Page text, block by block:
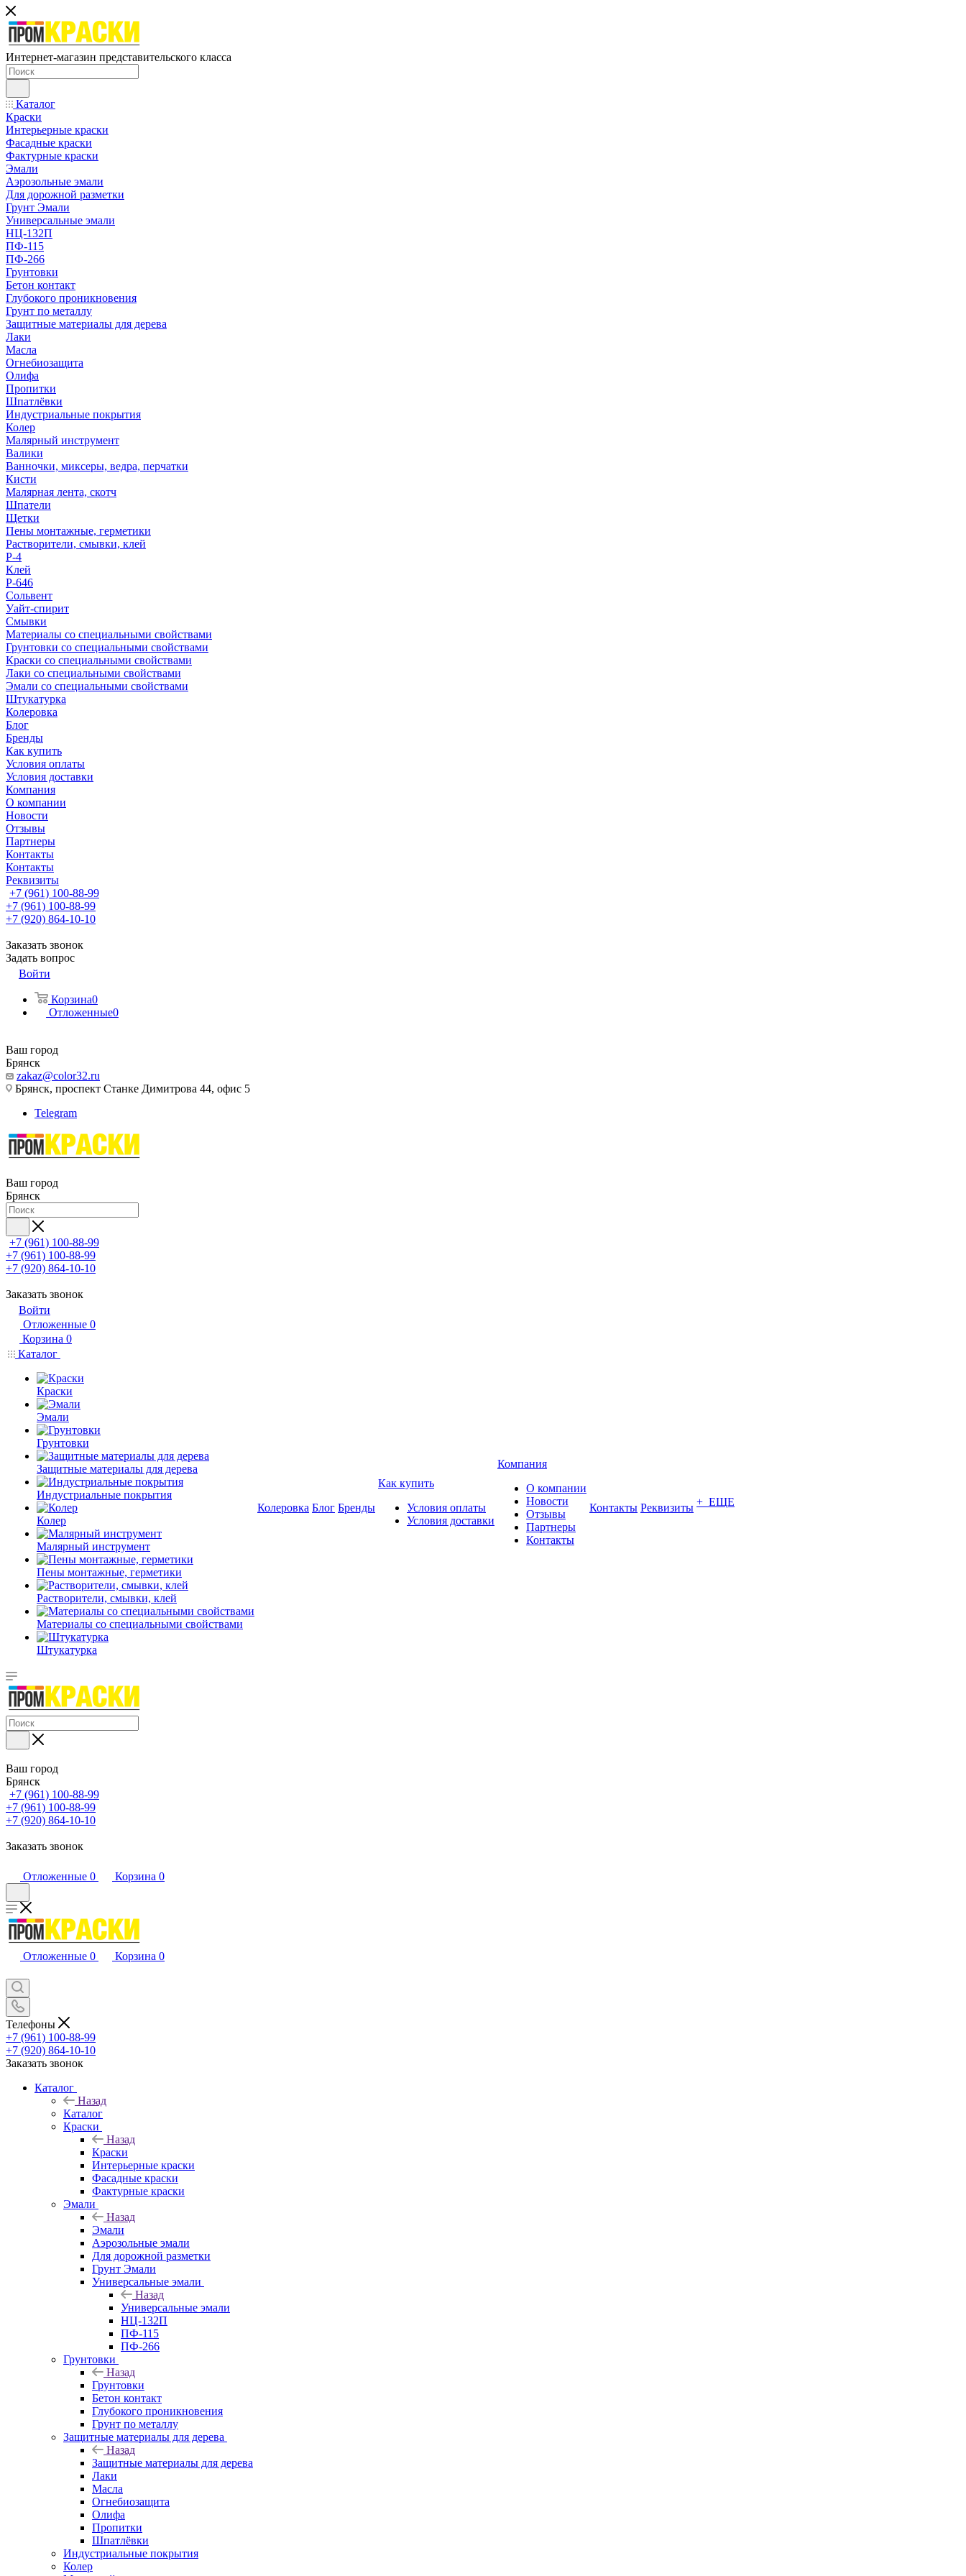
Интернет-магазин представительского класса
Каталог
Краски
Интерьерные краски
Фасадные краски
Фактурные краски
Эмали
Аэрозольные эмали
Для дорожной разметки
Грунт Эмали
Универсальные эмали
НЦ-132П
ПФ-115
ПФ-266
Грунтовки
Бетон контакт
Глубокого проникновения
Грунт по металлу
Защитные материалы для дерева
Лаки
Масла
Огнебиозащита
Олифа
Пропитки
Шпатлёвки
Индустриальные покрытия
Колер
Малярный инструмент
Валики
Ванночки, миксеры, ведра, перчатки
Кисти
Малярная лента, скотч
Шпатели
Щетки
Пены монтажные, герметики
Растворители, смывки, клей
Р-4
Клей
Р-646
Сольвент
Уайт-спирит
Смывки
Материалы со специальными свойствами
Грунтовки со специальными свойствами
Краски со специальными свойствами
Лаки со специальными свойствами
Эмали со специальными свойствами
Штукатурка
Колеровка
Блог
Бренды
Как купить
Условия оплаты
Условия доставки
Компания
О компании
Новости
Отзывы
Партнеры
Контакты
Контакты
Реквизиты
+7 (961) 100-88-99
+7 (961) 100-88-99
+7 (920) 864-10-10
Заказать звонок
Задать вопрос
Войти
Корзина0
Отложенные0
Ваш город
Брянск
zakaz@color32.ru
Брянск, проспект Станке Димитрова 44, офис 5
Telegram
Ваш город
Брянск
+7 (961) 100-88-99
+7 (961) 100-88-99
+7 (920) 864-10-10
Заказать звонок
Войти
Отложенные 0
Корзина 0
Каталог
Краски
Эмали
Грунтовки
Защитные материалы для дерева
Индустриальные покрытия
Колер
Малярный инструмент
Пены монтажные, герметики
Растворители, смывки, клей
Материалы со специальными свойствами
Штукатурка
Колеровка Блог Бренды
Как купить
Условия оплаты
Условия доставки
Компания
О компании
Новости
Отзывы
Партнеры
Контакты
Контакты Реквизиты + ЕЩЕ
Ваш город
Брянск
+7 (961) 100-88-99
+7 (961) 100-88-99
+7 (920) 864-10-10
Заказать звонок
Отложенные 0 Корзина 0
Отложенные 0 Корзина 0
Телефоны
+7 (961) 100-88-99
+7 (920) 864-10-10
Заказать звонок
Каталог
Назад
Каталог
Краски
Назад
Краски
Интерьерные краски
Фасадные краски
Фактурные краски
Эмали
Назад
Эмали
Аэрозольные эмали
Для дорожной разметки
Грунт Эмали
Универсальные эмали
Назад
Универсальные эмали
НЦ-132П
ПФ-115
ПФ-266
Грунтовки
Назад
Грунтовки
Бетон контакт
Глубокого проникновения
Грунт по металлу
Защитные материалы для дерева
Назад
Защитные материалы для дерева
Лаки
Масла
Огнебиозащита
Олифа
Пропитки
Шпатлёвки
Индустриальные покрытия
Колер